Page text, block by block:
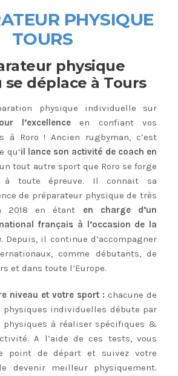
PHYSIQUE
TOURS
physique
se déplace à Tours
physique individuelle sur
l’excellence en confiant vos
à Roro ! Ancien rugbyman, c’est
qu’il lance son activité de coach en
tout autre sport que Roro se forge
à toute épreuve. Il connait sa
de préparateur physique de très
2018 en étant en charge d’un
français à l’occasion de la
. Depuis, il continue d’accompagner
comme débutants, de
et dans toute l’Europe.
niveau et votre sport : chacune de
physiques individuelles débute par
à réaliser spécifiques &
A l’aide de ces tests, vous
point de départ et suivez votre
devenir meilleur physiquement.